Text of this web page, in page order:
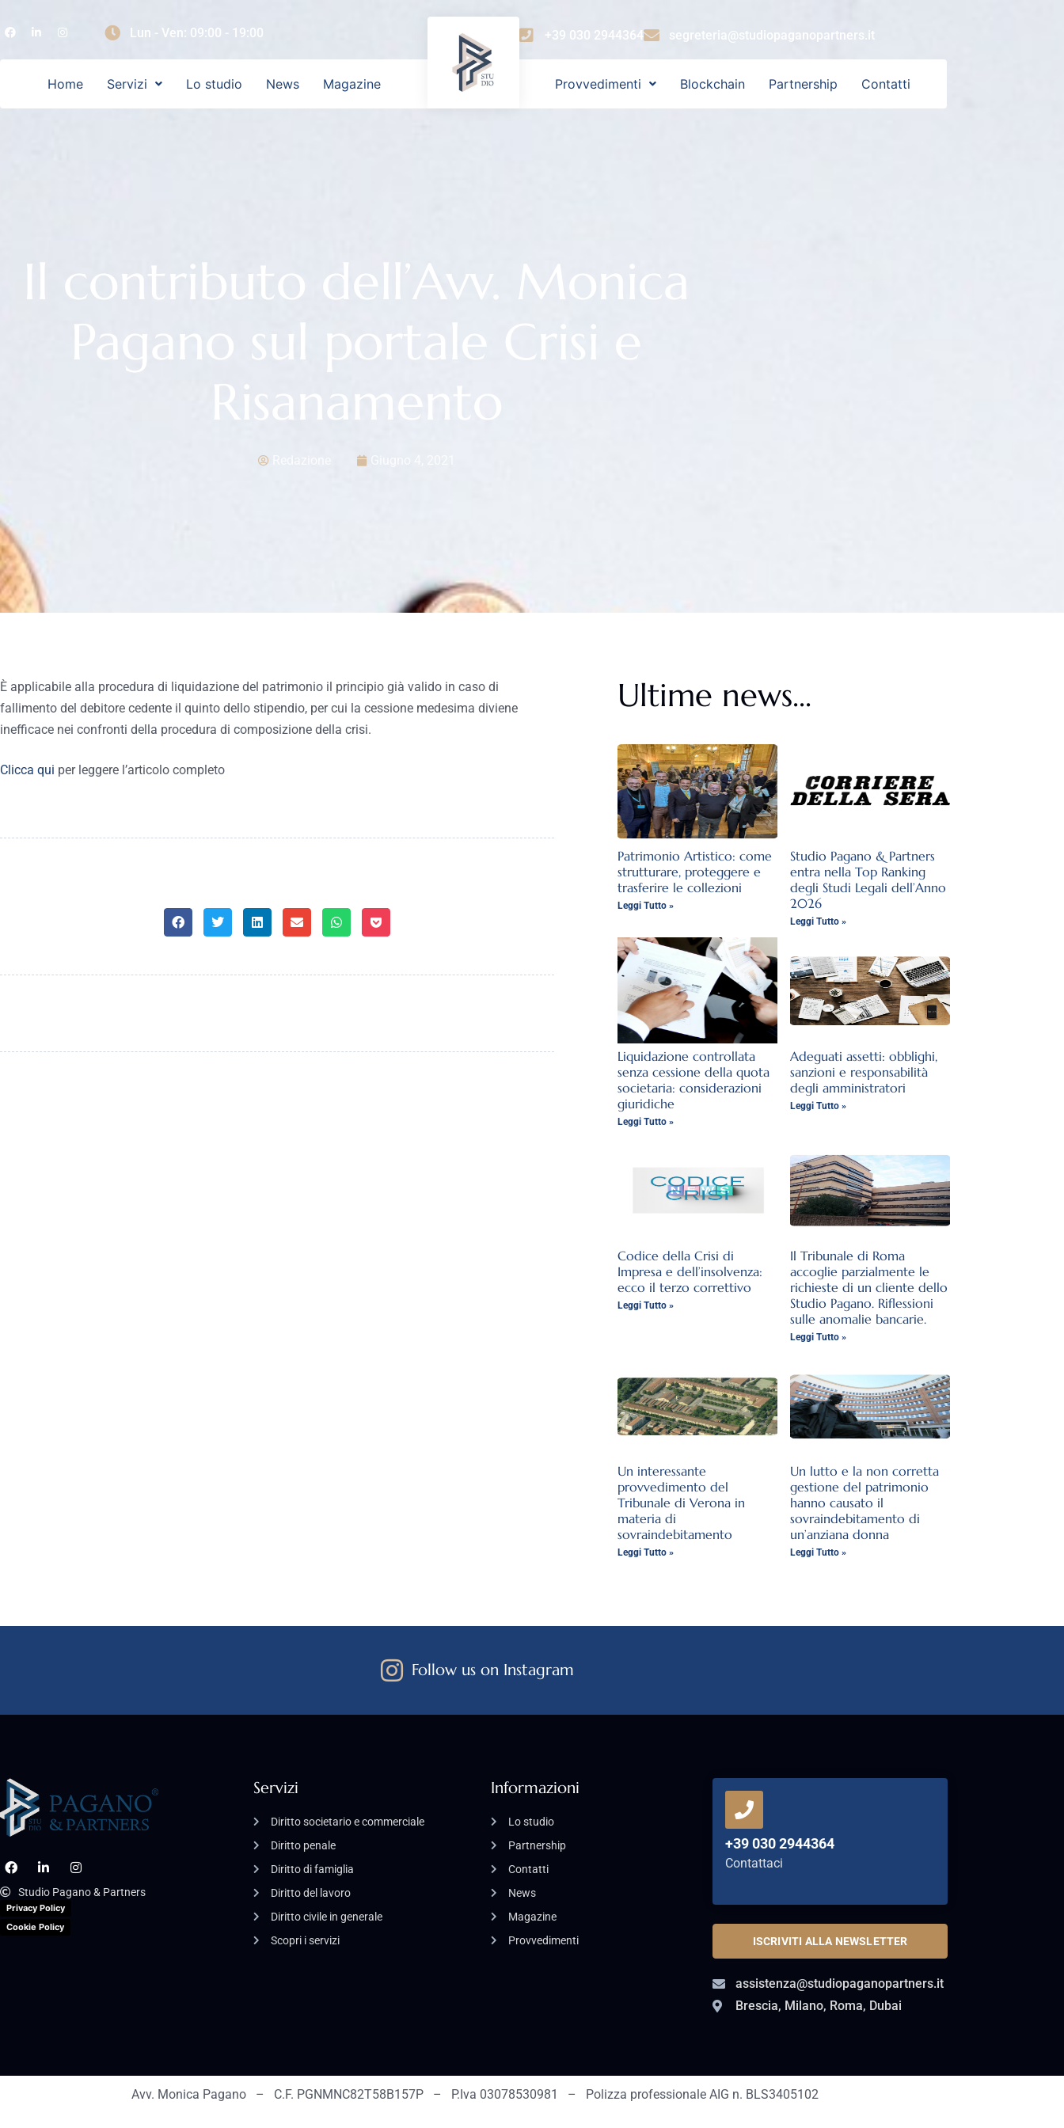
Lun - Ven: 09:00 - 19:00
Home Servizi Lo studio News Magazine
+39 030 2944364 segreteria@studiopaganopartners.it
Provvedimenti Blockchain Partnership Contatti
Il contributo dell’Avv. Monica
Pagano sul portale Crisi e
Risanamento
È applicabile alla procedura di liquidazione del patrimonio il principio già valido in caso di
fallimento del debitore cedente il quinto dello stipendio, per cui la cessione medesima diviene
inefficace nei confronti della procedura di composizione della crisi.
Clicca qui per leggere l’articolo completo
Ultime news...
Patrimonio Artistico: come
strutturare, proteggere e
trasferire le collezioni
Leggi Tutto »
Studio Pagano & Partners
entra nella Top Ranking
degli Studi Legali dell’Anno
2026
Leggi Tutto »
Liquidazione controllata
senza cessione della quota
societaria: considerazioni
giuridiche
Leggi Tutto »
Adeguati assetti: obblighi,
sanzioni e responsabilità
degli amministratori
Leggi Tutto »
Codice della Crisi di
Impresa e dell’insolvenza:
ecco il terzo correttivo
Leggi Tutto »
Il Tribunale di Roma
accoglie parzialmente le
richieste di un cliente dello
Studio Pagano. Riflessioni
sulle anomalie bancarie.
Leggi Tutto »
Un interessante
provvedimento del
Tribunale di Verona in
materia di
sovraindebitamento
Leggi Tutto »
Un lutto e la non corretta
gestione del patrimonio
hanno causato il
sovraindebitamento di
un’anziana donna
Leggi Tutto »
Follow us on Instagram
Studio Pagano & Partners
Privacy Policy
Cookie Policy
Servizi
Diritto societario e commerciale
Diritto penale
Diritto di famiglia
Diritto del lavoro
Diritto civile in generale
Scopri i servizi
Informazioni
Lo studio
Partnership
Contatti
News
Magazine
Provvedimenti
+39 030 2944364
Contattaci
ISCRIVITI ALLA NEWSLETTER
assistenza@studiopaganopartners.it
Brescia, Milano, Roma, Dubai
Avv. Monica Pagano – C.F. PGNMNC82T58B157P – P.Iva 03078530981 – Polizza professionale AIG n. BLS3405102